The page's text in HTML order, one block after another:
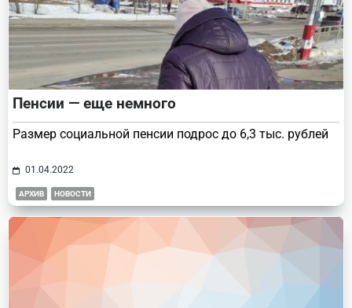
Пенсии — еще немного
Размер социальной пенсии подрос до 6,3 тыс. рублей
01.04.2022
АРХИВ НОВОСТИ